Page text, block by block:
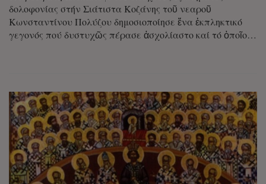
δολοφονίας στήν Σιάτιστα Κοζάνης τοῦ νεαροῦ
Κωνσταντίνου Πολύζου δημοσιοποίησε ἕνα ἐκπληκτικό
γεγονός πού δυστυχῶς πέρασε ἀσχολίαστο καί τό ὁποῖο…